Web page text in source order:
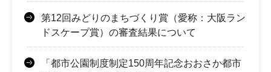
第12回みどりのまちづくり賞（愛称：大阪ラン
ドスケープ賞）の審査結果について
「都市公園制度制定150周年記念おおさか都市